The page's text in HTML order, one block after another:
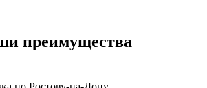
преимущества